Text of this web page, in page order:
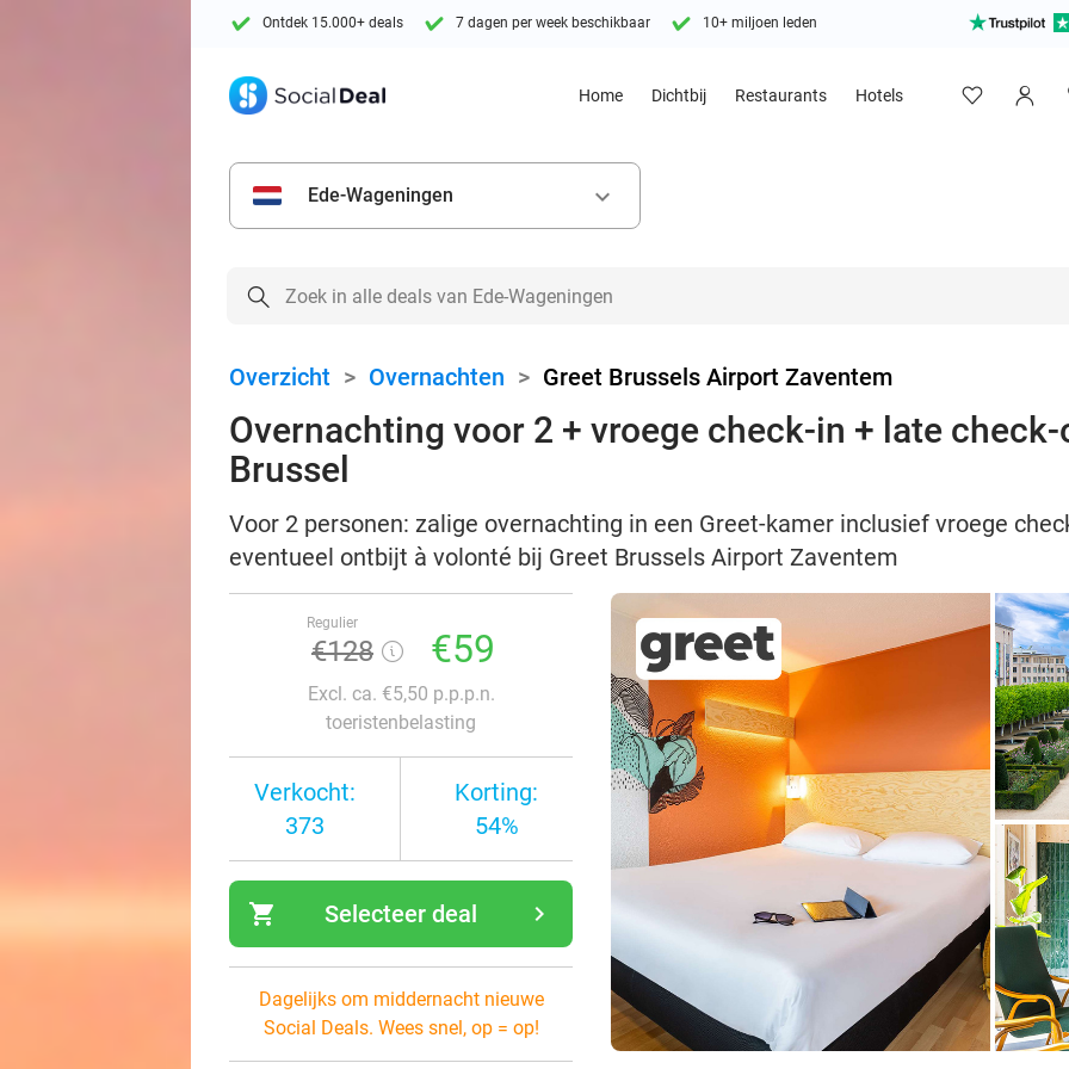
Ontdek 15.000+ deals 7 dagen per week beschikbaar 10+ miljoen leden
Home Dichtbij Restaurants Hotels
Ede-Wageningen keyboard_arrow_down
Overzicht > Overnachten > Greet Brussels Airport Zaventem
Overnachting voor 2 + vroege check-in + late
Brussel
Voor 2 personen: zalige overnachting in een Greet-kamer inclusief vroege
eventueel ontbijt à volonté bij Greet Brussels Airport Zaventem
Regulier
€128 €59
Excl. ca. €5,50 p.p.p.n.
toeristenbelasting
Verkocht:
373
Korting:
54%
shopping_cart navigate_next
Selecteer deal
Dagelijks om middernacht nieuwe
Social Deals. Wees snel, op = op!